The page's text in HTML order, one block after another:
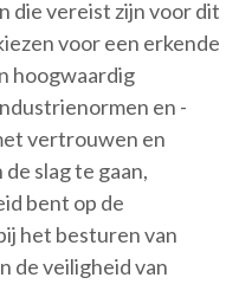
die vereist zijn voor dit
voor een erkende
hoogwaardig
en -
vertrouwen en
slag te gaan,
bent op de
het besturen van
de veiligheid van